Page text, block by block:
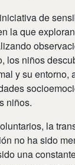
de
la que
los niños
y su entorno,
niños.
la
no ha sido
una